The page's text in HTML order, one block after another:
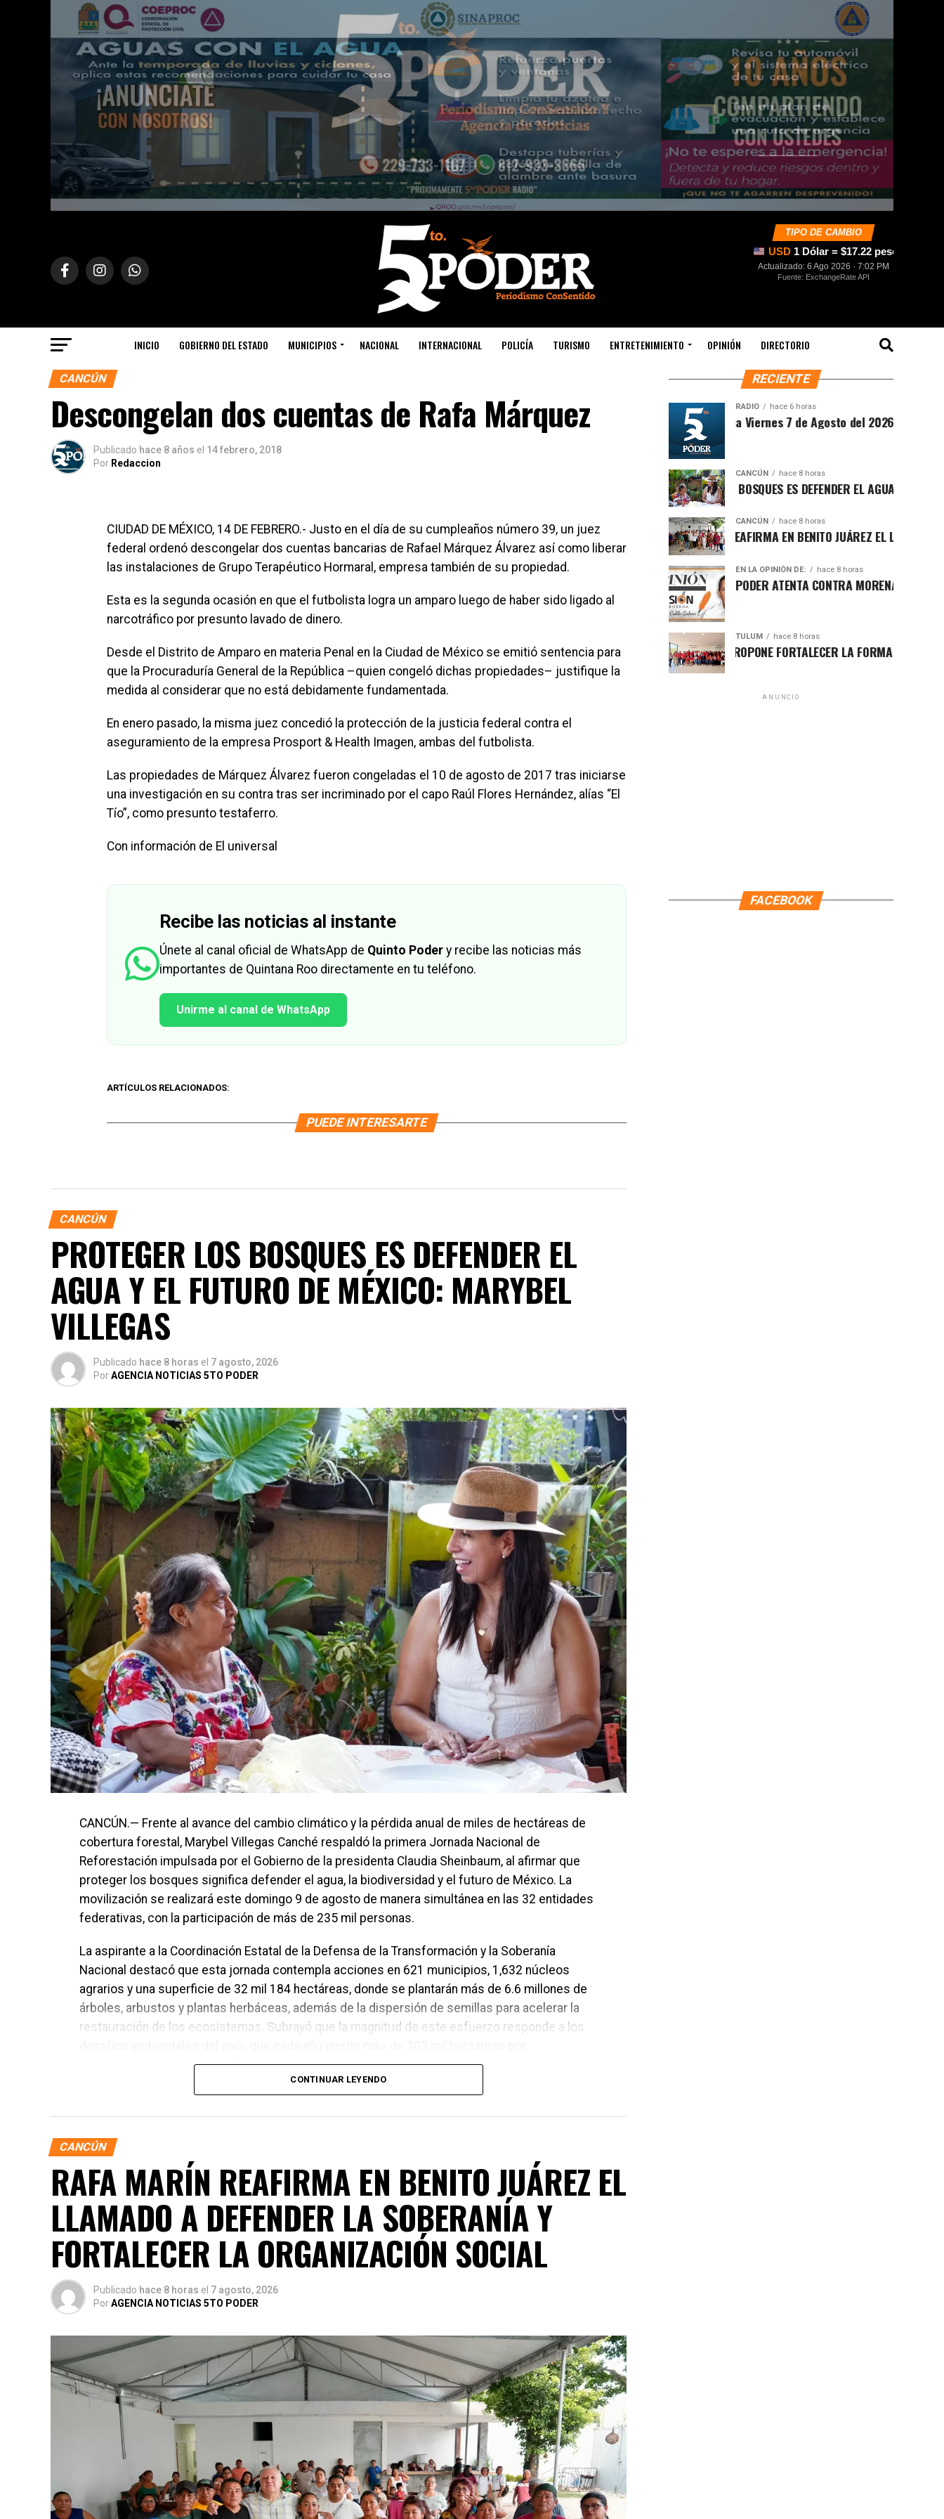
TIPO DE CAMBIO
USD 1 Dólar = $17.22 pesos
Actualizado: 6 Ago 2026 · 7:02 PM
Fuente: ExchangeRate API
INICIO GOBIERNO DEL ESTADO MUNICIPIOS NACIONAL INTERNACIONAL POLICÍA TURISMO ENTRETENIMIENTO OPINIÓN DIRECTORIO
CANCÚN
Descongelan dos cuentas de Rafa Márquez
Publicado hace 8 años el 14 febrero, 2018
Por Redaccion
CIUDAD DE MÉXICO, 14 DE FEBRERO.- Justo en el día de su cumpleaños número 39, un juez
federal ordenó descongelar dos cuentas bancarias de Rafael Márquez Álvarez así como liberar
las instalaciones de Grupo Terapéutico Hormaral, empresa también de su propiedad.
Esta es la segunda ocasión en que el futbolista logra un amparo luego de haber sido ligado al
narcotráfico por presunto lavado de dinero.
Desde el Distrito de Amparo en materia Penal en la Ciudad de México se emitió sentencia para
que la Procuraduría General de la República –quien congeló dichas propiedades– justifique la
medida al considerar que no está debidamente fundamentada.
En enero pasado, la misma juez concedió la protección de la justicia federal contra el
aseguramiento de la empresa Prosport & Health Imagen, ambas del futbolista.
Las propiedades de Márquez Álvarez fueron congeladas el 10 de agosto de 2017 tras iniciarse
una investigación en su contra tras ser incriminado por el capo Raúl Flores Hernández, alías “El
Tío”, como presunto testaferro.
Con información de El universal
Recibe las noticias al instante
Únete al canal oficial de WhatsApp de Quinto Poder y recibe las noticias más
importantes de Quintana Roo directamente en tu teléfono.
Unirme al canal de WhatsApp
ARTÍCULOS RELACIONADOS:
PUEDE INTERESARTE
CANCÚN
PROTEGER LOS BOSQUES ES DEFENDER EL
AGUA Y EL FUTURO DE MÉXICO: MARYBEL
VILLEGAS
Publicado hace 8 horas el 7 agosto, 2026
PorAGENCIA NOTICIAS 5TO PODER
CANCÚN.— Frente al avance del cambio climático y la pérdida anual de miles de hectáreas de
cobertura forestal, Marybel Villegas Canché respaldó la primera Jornada Nacional de
Reforestación impulsada por el Gobierno de la presidenta Claudia Sheinbaum, al afirmar que
proteger los bosques significa defender el agua, la biodiversidad y el futuro de México. La
movilización se realizará este domingo 9 de agosto de manera simultánea en las 32 entidades
federativas, con la participación de más de 235 mil personas.
La aspirante a la Coordinación Estatal de la Defensa de la Transformación y la Soberanía
Nacional destacó que esta jornada contempla acciones en 621 municipios, 1,632 núcleos
agrarios y una superficie de 32 mil 184 hectáreas, donde se plantarán más de 6.6 millones de
árboles, arbustos y plantas herbáceas, además de la dispersión de semillas para acelerar la
restauración de los ecosistemas. Subrayó que la magnitud de este esfuerzo responde a los
deforestación y enfrenta daños por incendios, plagas y enfermedades.
Villegas sostuvo que México debe transitar de acciones aisladas a una política permanente de
recuperación ambiental que involucre a los tres órdenes de gobierno, comunidades,
universidades y sociedad civil. Recordó que cerca del 70% del territorio nacional cuenta con
cobertura forestal y que el país concentra alrededor del 12% de la biodiversidad mundial, lo
CONTINUAR LEYENDO
CANCÚN
RAFA MARÍN REAFIRMA EN BENITO JUÁREZ EL
LLAMADO A DEFENDER LA SOBERANÍA Y
FORTALECER LA ORGANIZACIÓN SOCIAL
Publicado hace 8 horas el 7 agosto, 2026
PorAGENCIA NOTICIAS 5TO PODER
RECIENTE
RADIO hace 6 horas
Sintesis Matutina Viernes 7 de Agosto del 2026
CANCÚN hace 8 horas
PROTEGER LOS BOSQUES ES DEFENDER EL AGUA Y EL FUTURO
CANCÚN hace 8 horas
RAFA MARÍN REAFIRMA EN BENITO JUÁREZ EL LLAMADO A
EN LA OPINIÓN DE: hace 8 horas
LUCHA POR EL PODER ATENTA CONTRA MORENA EN Q.ROO
TULUM hace 8 horas
HUGO ALDAY PROPONE FORTALECER LA FORMACIÓN POLÍTICA
ANUNCIO
FACEBOOK